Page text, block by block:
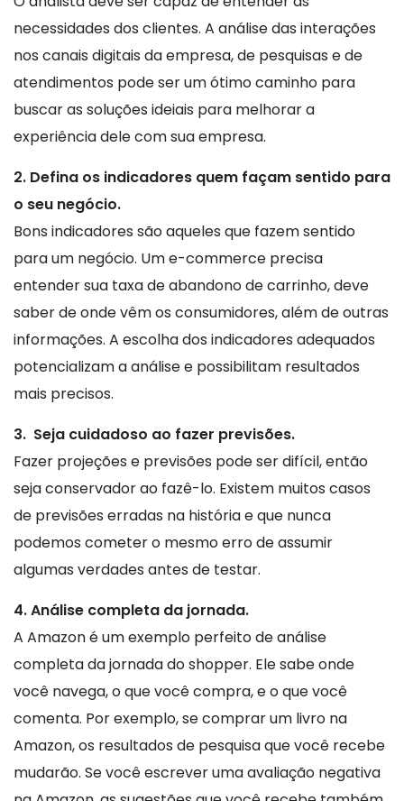
necessidades dos clientes. A análise das interações
nos canais digitais da empresa, de pesquisas e de
atendimentos pode ser um ótimo caminho para
buscar as soluções ideiais para melhorar a
experiência dele com sua empresa.
2. Defina os indicadores quem façam sentido para
o seu negócio.
Bons indicadores são aqueles que fazem sentido
para um negócio. Um e-commerce precisa
entender sua taxa de abandono de carrinho, deve
saber de onde vêm os consumidores, além de outras
informações. A escolha dos indicadores adequados
potencializam a análise e possibilitam resultados
mais precisos.
3. Seja cuidadoso ao fazer previsões.
Fazer projeções e previsões pode ser difícil, então
seja conservador ao fazê-lo. Existem muitos casos
de previsões erradas na história e que nunca
podemos cometer o mesmo erro de assumir
algumas verdades antes de testar.
4. Análise completa da jornada.
A Amazon é um exemplo perfeito de análise
completa da jornada do shopper. Ele sabe onde
você navega, o que você compra, e o que você
comenta. Por exemplo, se comprar um livro na
Amazon, os resultados de pesquisa que você recebe
mudarão. Se você escrever uma avaliação negativa